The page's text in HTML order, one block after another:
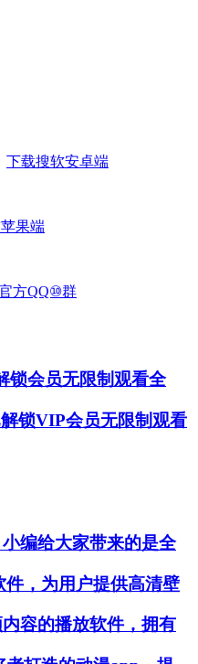
下载搜软安卓端
果端
方QQ⑩群
锁会员无限制观看全
锁VIP会员无限制观看
编给大家带来的是全
件，为用户提供高清壁
容的播放软件，拥有